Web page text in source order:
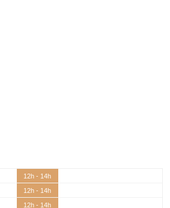
12h - 14h
12h - 14h
12h - 14h